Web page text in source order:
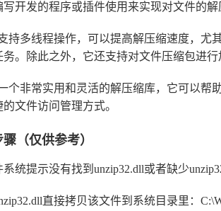
开发的程序或插件使用来实现对文件的解
持多线程操作，可以提高解压缩速度，尤
。除此之外，它还支持对文件压缩包进
个非常实用和灵活的解压缩库，它可以帮
文件访问管理方式。
（仅供参考）
统提示没有找到unzip32.dll或者缺少
直接拷贝该文件到系统目录里：